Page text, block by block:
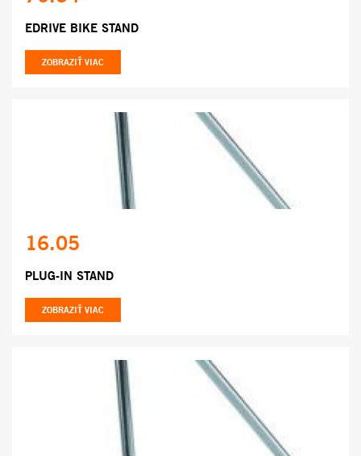
EDRIVE BIKE STAND
ZOBRAZIŤ VIAC
16.05
PLUG-IN STAND
ZOBRAZIŤ VIAC